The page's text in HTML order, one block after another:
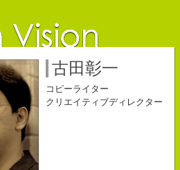
佐藤延夫
コピーライター
保持壮太郎
コピーライター
小山佳奈
コピーライター
中村直史
コピーライター
江口順也
コピーライター
名雪祐平
コピーライター
クリエイティブディレクター
古田彰一
コピーライター
クリエイティブディレクター